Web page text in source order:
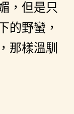
，但是只
的野蠻，
那樣溫馴